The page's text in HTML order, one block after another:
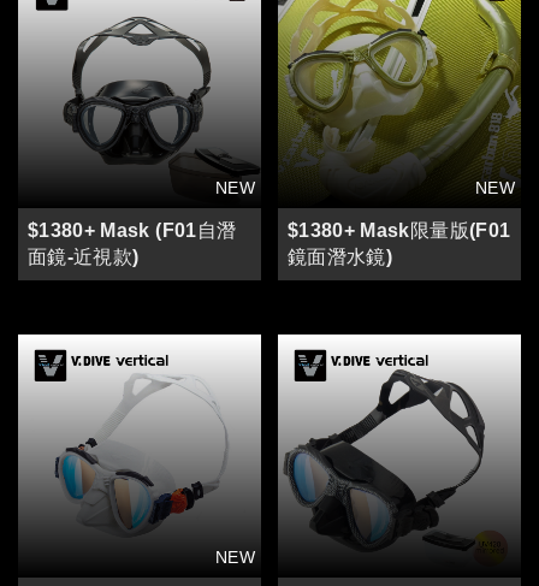
$1380+ Mask (F01自潛
面鏡-近視款)
$1380+ Mask限量版(F01
鏡面潛水鏡)